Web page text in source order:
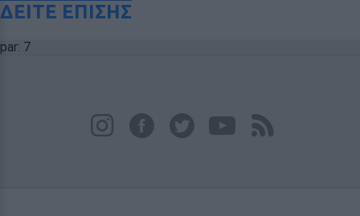
ΔΕΙΤΕ ΕΠΙΣΗΣ
par: 7